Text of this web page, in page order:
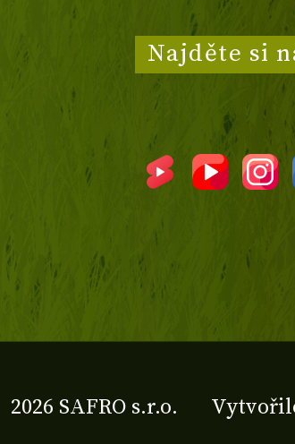
Najděte si
2026 SAFRO s.r.o.